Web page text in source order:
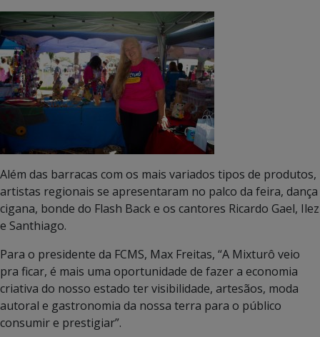
Além das barracas com os mais variados tipos de produtos,
artistas regionais se apresentaram no palco da feira, dança
cigana, bonde do Flash Back e os cantores Ricardo Gael, Ilez
e Santhiago.
Para o presidente da FCMS, Max Freitas, “A Mixturô veio
pra ficar, é mais uma oportunidade de fazer a economia
criativa do nosso estado ter visibilidade, artesãos, moda
autoral e gastronomia da nossa terra para o público
consumir e prestigiar”.